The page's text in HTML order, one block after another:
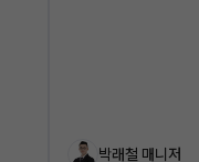
박래철 매니저